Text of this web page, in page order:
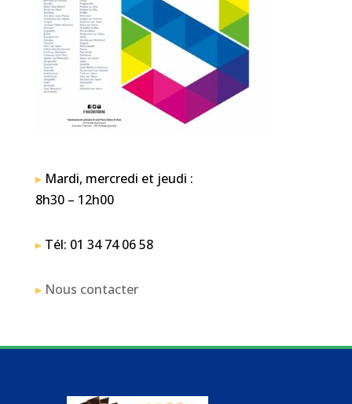
▸Mardi, mercredi et jeudi :
8h30 – 12h00
▸Tél: 01 34 74 06 58
▸ Nous contacter